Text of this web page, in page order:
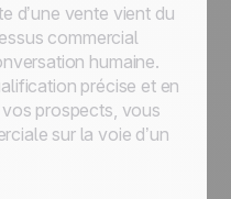
d’une vente vient du
commercial
humaine.
précise et en
prospects, vous
sur la voie d’un